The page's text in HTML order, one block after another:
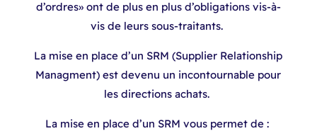
d’ordres» ont de plus en plus d’obligations vis-à-
vis de leurs sous-traitants. ​
La mise en place d’un SRM (Supplier Relationship
Managment) est devenu un incontournable pour
les directions achats. ​
La mise en place d’un SRM vous permet de : ​